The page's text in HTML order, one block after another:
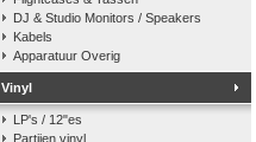
DJ & Studio Monitors / Speakers
Kabels
Apparatuur Overig
Vinyl
LP's / 12"es
Partijen vinyl